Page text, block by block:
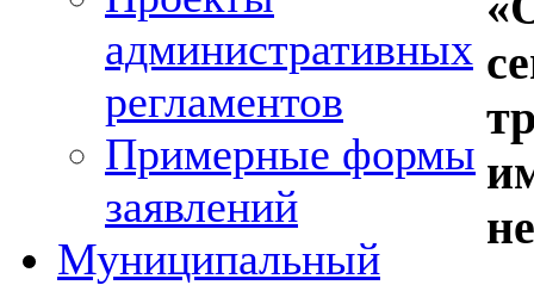
административных
регламентов
Примерные формы
заявлений
Муниципальный